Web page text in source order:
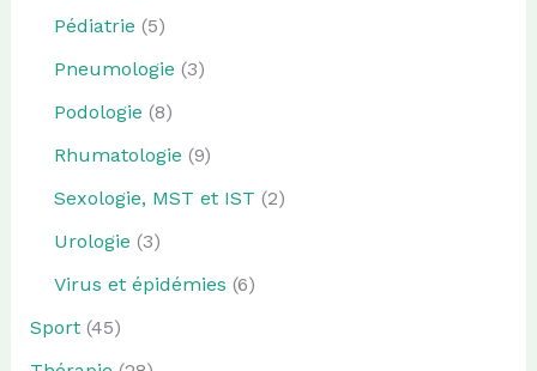
Pédiatrie (5)
Pneumologie (3)
Podologie (8)
Rhumatologie (9)
Sexologie, MST et IST (2)
Urologie (3)
Virus et épidémies (6)
Sport(45)